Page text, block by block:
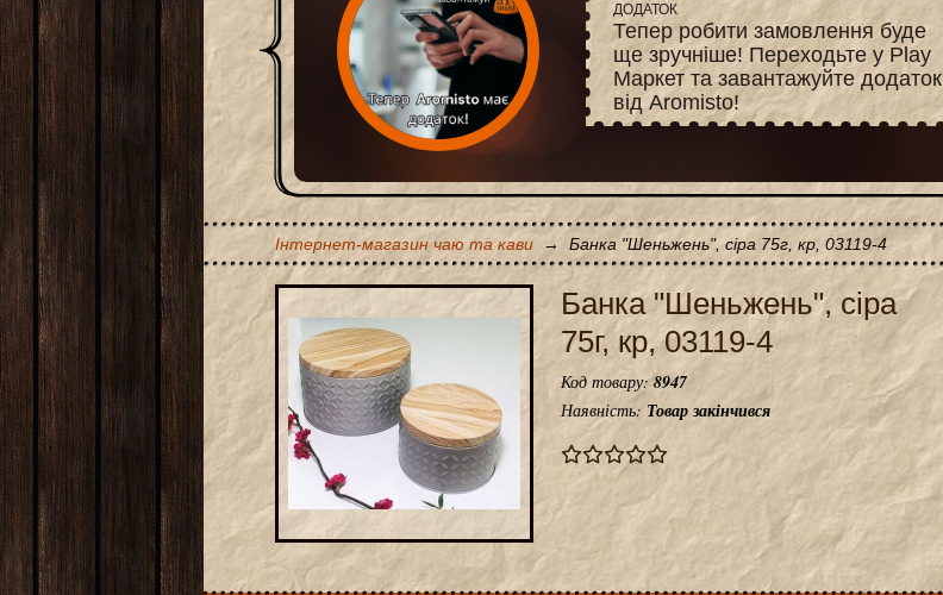
ДОДАТОК
Тепер робити замовлення буде
ще зручніше! Переходьте у Play
Маркет та завантажуйте додаток
від Aromisto!
Інтернет-магазин чаю та кави → Банка "Шеньжень", сіра 75г, кр, 03119-4
Банка "Шеньжень", сіра
75г, кр, 03119-4
Код товару:8947
Наявність: Товар закінчився